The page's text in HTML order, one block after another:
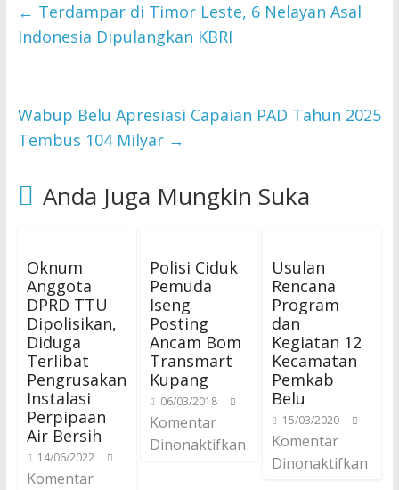
← Terdampar di Timor Leste, 6 Nelayan Asal
Indonesia Dipulangkan KBRI
Wabup Belu Apresiasi Capaian PAD Tahun 2025
Tembus 104 Milyar →
Anda Juga Mungkin Suka
Oknum
Anggota
DPRD TTU
Dipolisikan,
Diduga
Terlibat
Pengrusakan
Instalasi
Perpipaan
Air Bersih
14/06/2022
Komentar
Polisi Ciduk
Pemuda
Iseng
Posting
Ancam Bom
Transmart
Kupang
06/03/2018
Komentar
Dinonaktifkan
Usulan
Rencana
Program
dan
Kegiatan 12
Kecamatan
Pemkab
Belu
15/03/2020
Komentar
Dinonaktifkan